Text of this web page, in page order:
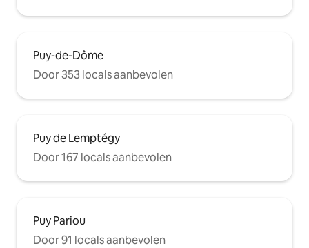
Puy-de-Dôme
Door 353 locals aanbevolen
Puy de Lemptégy
Door 167 locals aanbevolen
Puy Pariou
Door 91 locals aanbevolen